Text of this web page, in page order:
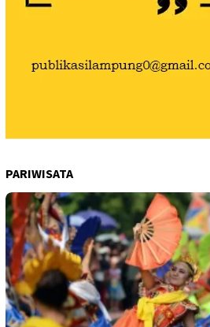
PARIWISATA